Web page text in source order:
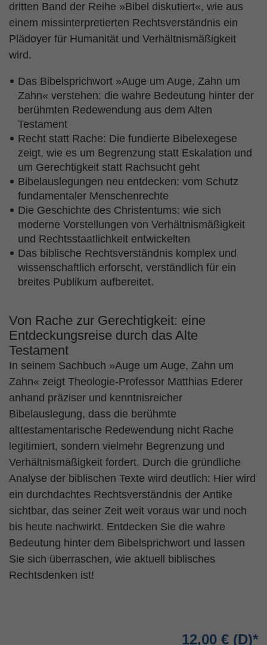
dritten Band der Reihe »Bibel diskutiert«, wie aus
einem missinterpretierten Rechtsverständnis ein
Plädoyer für Humanität und Verhältnismäßigkeit
wird.
Das Bibelsprichwort »Auge um Auge, Zahn um
Zahn« verstehen: die wahre Bedeutung hinter der
berühmten Redewendung aus dem Alten
Testament
Recht statt Rache: Die fundierte Bibelexegese
zeigt, wie es um Begrenzung statt Eskalation und
um Gerechtigkeit statt Rachsucht geht
Bibelauslegungen neu entdecken: vom Schutz
fundamentaler Menschenrechte
Die Geschichte des Christentums: wie sich
moderne Vorstellungen von Verhältnismäßigkeit
und Rechtsstaatlichkeit entwickelten
Das biblische Rechtsverständnis komplex und
wissenschaftlich erforscht, verständlich für ein
breites Publikum aufbereitet.
Von Rache zur Gerechtigkeit: eine
Entdeckungsreise durch das Alte
Testament
In seinem Sachbuch »Auge um Auge, Zahn um
Zahn« zeigt Theologie-Professor Matthias Ederer
anhand präziser und kenntnisreicher
Bibelauslegung, dass die berühmte
alttestamentarische Redewendung nicht Rache
legitimiert, sondern vielmehr Begrenzung und
Verhältnismäßigkeit fordert. Durch die gründliche
Analyse der biblischen Texte wird deutlich: Hier wird
ein durchdachtes Rechtsverständnis der Antike
sichtbar, das seiner Zeit weit voraus war und noch
bis heute nachwirkt. Entdecken Sie die wahre
Bedeutung hinter dem Bibelsprichwort und lassen
Sie sich überraschen, wie aktuell biblisches
Rechtsdenken ist!
12,00 €